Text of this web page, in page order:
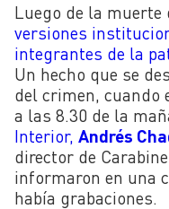
Luego de la muerte
versiones
integrantes de la
Un hecho que se
del crimen, cuando
a las 8.30 de la
Interior, Andrés
director de
informaron en una
había grabaciones.